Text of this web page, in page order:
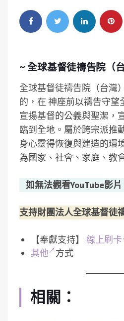
~ 全球基督徒禱告院（台
全球基督徒禱告院（台灣
的，在 神座前以禱告守望
宣揚基督的公義與聖潔，
臨到全地。屬於跨宗派推
身心靈得恢復與建造的環
為國家、社會、家庭、教
如無法觀看YouTube影
支持財團法人全球基督徒
【奉獻支持】 線上刷卡
其他
方式
相關：